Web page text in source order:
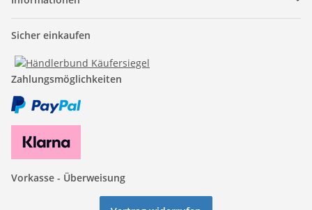
Sicher einkaufen
Zahlungsmöglichkeiten
Vorkasse - Überweisung